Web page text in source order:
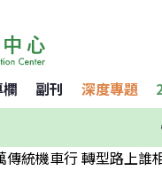
副刊 深度專題